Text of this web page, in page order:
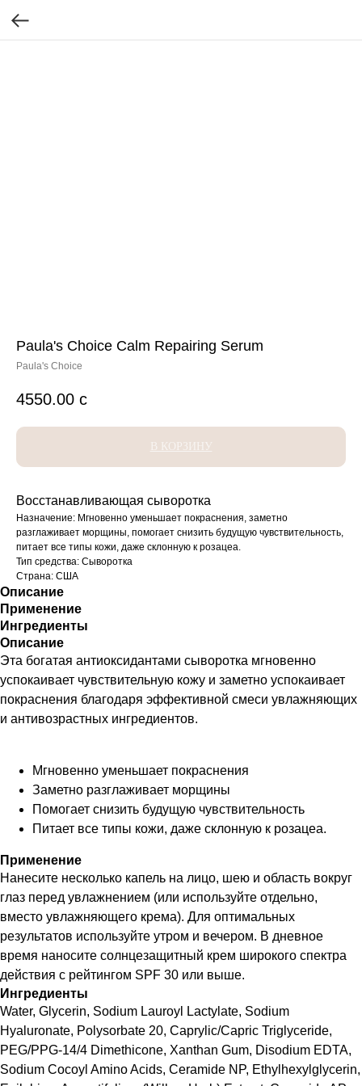
Paula's Choice Calm Repairing Serum
Paula's Choice
4550.00 с
В КОРЗИНУ
Восстанавливающая сыворотка
Назначение: Мгновенно уменьшает покраснения, заметно
разглаживает морщины, помогает снизить будущую чувствительность,
питает все типы кожи, даже склонную к розацеа.
Тип средства: Сыворотка
Страна: США
Описание
Применение
Ингредиенты
Описание
Эта богатая антиоксидантами сыворотка мгновенно
успокаивает чувствительную кожу и заметно успокаивает
покраснения благодаря эффективной смеси увлажняющих
и антивозрастных ингредиентов.
Мгновенно уменьшает покраснения
Заметно разглаживает морщины
Помогает снизить будущую чувствительность
Питает все типы кожи, даже склонную к розацеа.
Применение
Нанесите несколько капель на лицо, шею и область вокруг
глаз перед увлажнением (или используйте отдельно,
вместо увлажняющего крема). Для оптимальных
результатов используйте утром и вечером. В дневное
время наносите солнцезащитный крем широкого спектра
действия с рейтингом SPF 30 или выше.
Ингредиенты
Water, Glycerin, Sodium Lauroyl Lactylate, Sodium
Hyaluronate, Polysorbate 20, Caprylic/Capric Triglyceride,
PEG/PPG-14/4 Dimethicone, Xanthan Gum, Disodium EDTA,
Sodium Cocoyl Amino Acids, Ceramide NP, Ethylhexylglycerin,